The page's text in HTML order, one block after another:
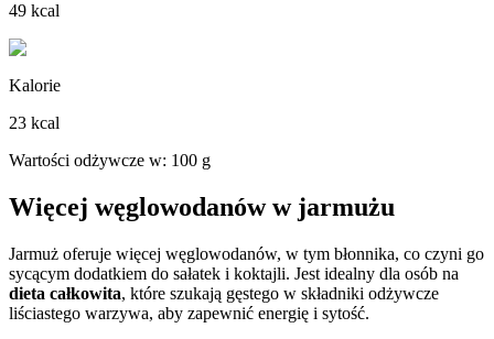
49 kcal
Kalorie
23 kcal
Wartości odżywcze w: 100 g
Więcej węglowodanów w jarmużu
Jarmuż oferuje więcej węglowodanów, w tym błonnika, co czyni go
sycącym dodatkiem do sałatek i koktajli. Jest idealny dla osób na
dieta całkowita, które szukają gęstego w składniki odżywcze
liściastego warzywa, aby zapewnić energię i sytość.